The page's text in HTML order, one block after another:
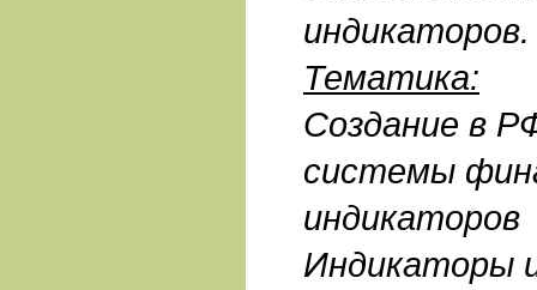
индикаторов.
Тематика:
Создание в
системы
индикаторов
Индикаторы